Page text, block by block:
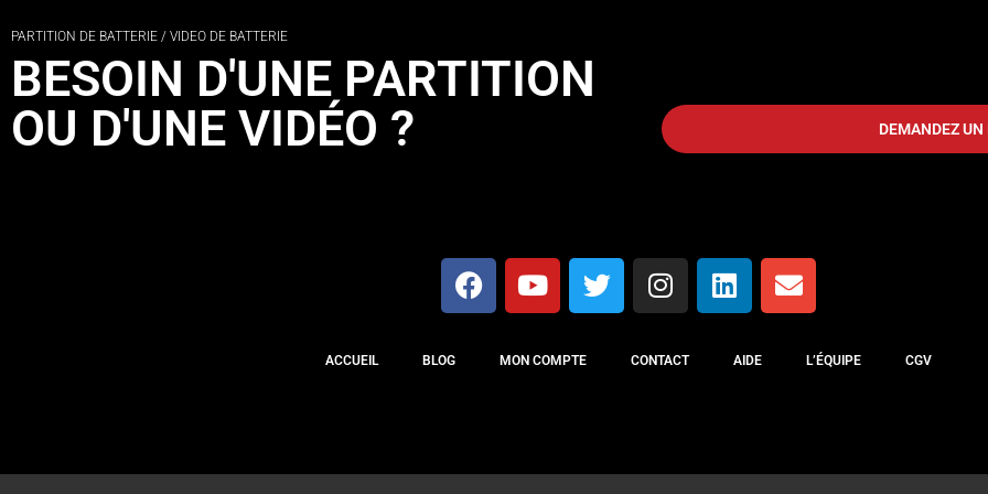
PARTITION DE BATTERIE / VIDEO DE BATTERIE
BESOIN D'UNE PARTITION
OU D'UNE VIDÉO ?
DEMANDEZ UN
ACCUEIL BLOG MON COMPTE CONTACT AIDE L’ÉQUIPE CGV